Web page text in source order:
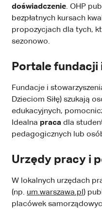
doświadczenie. OHP
bezpłatnych kursach
propozycjach dla tych,
sezonowo.
Portale fundacji
Fundacje i
Dzieciom Siłę) szukają
edukacyjnych,
Idealna praca dla
pedagogicznych lub
Urzędy pracy i
W lokalnych urzędach
(np. um.warszawa.pl)
placówek